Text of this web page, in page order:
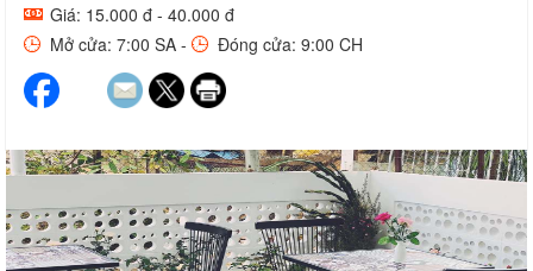
Giá: 15.000 đ - 40.000 đ
Mở cửa: 7:00 SA -
Đóng cửa: 9:00 CH